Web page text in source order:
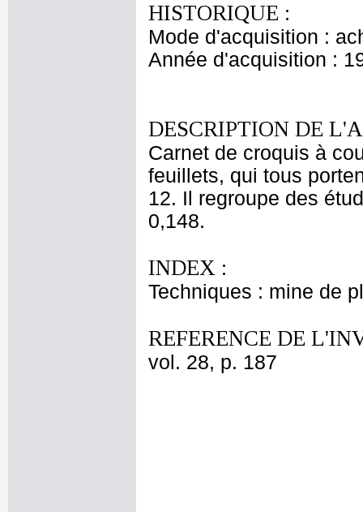
HISTORIQUE :
Mode d'acquisition :
Année d'acquisition :
DESCRIPTION DE
Carnet de croquis à
feuillets, qui tous
12. Il regroupe des
0,148.
INDEX :
Techniques : mine de
REFERENCE DE
vol. 28, p. 187